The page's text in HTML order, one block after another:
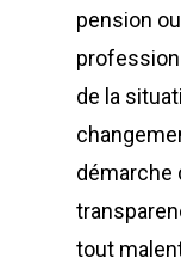
pension
de la
démarche
tout